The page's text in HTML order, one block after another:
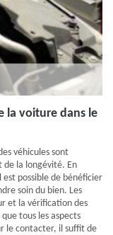
la voiture dans le
véhicules sont
la longévité. En
possible de bénéficier
soin du bien. Les
et la vérification des
tous les aspects
le contacter, il suffit de